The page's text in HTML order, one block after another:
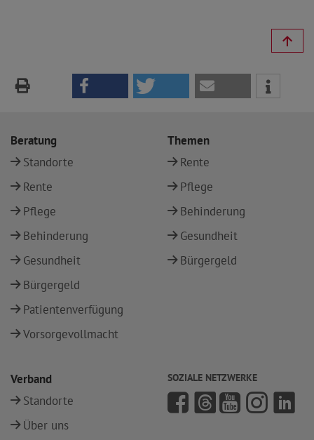
Beratung
Standorte
Rente
Pflege
Behinderung
Gesundheit
Bürgergeld
Patientenverfügung
Vorsorgevollmacht
Themen
Rente
Pflege
Behinderung
Gesundheit
Bürgergeld
Verband
Standorte
Über uns
SOZIALE NETZWERKE